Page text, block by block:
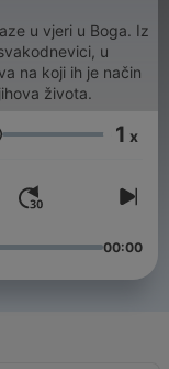
u vjeri u Boga. Iz
u
na koji ih je način
života.
Jačina zvuka 1 x
00:00